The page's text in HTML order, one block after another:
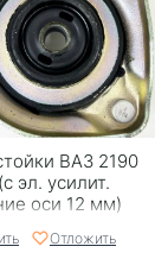
ВАЗ 2190
эл. усилит.
оси 12 мм)
Отложить